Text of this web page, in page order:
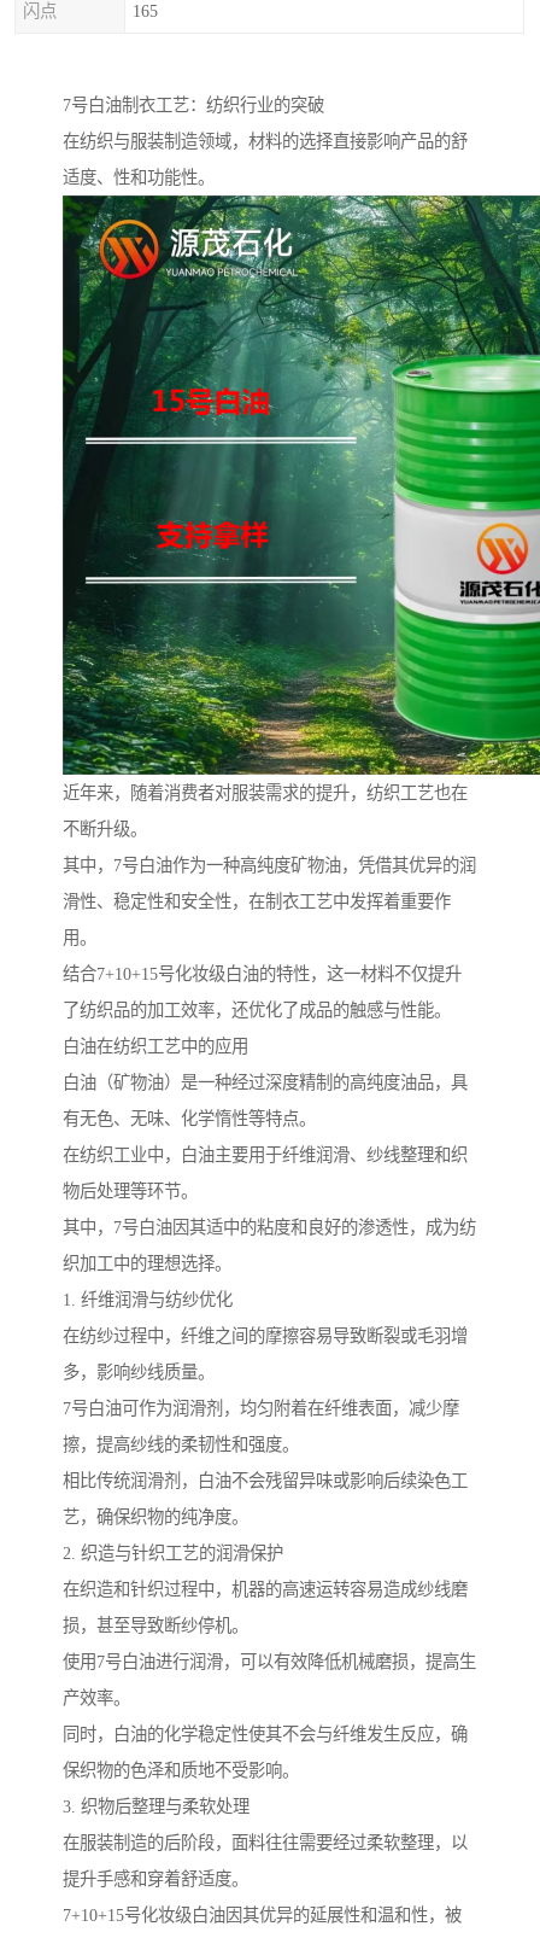
闪点 165
7号白油制衣工艺：纺织行业的突破
在纺织与服装制造领域，材料的选择直接影响产品的舒
适度、性和功能性。
近年来，随着消费者对服装需求的提升，纺织工艺也在
不断升级。
其中，7号白油作为一种高纯度矿物油，凭借其优异的润
滑性、稳定性和安全性，在制衣工艺中发挥着重要作
用。
结合7+10+15号化妆级白油的特性，这一材料不仅提升
了纺织品的加工效率，还优化了成品的触感与性能。
白油在纺织工艺中的应用
白油（矿物油）是一种经过深度精制的高纯度油品，具
有无色、无味、化学惰性等特点。
在纺织工业中，白油主要用于纤维润滑、纱线整理和织
物后处理等环节。
其中，7号白油因其适中的粘度和良好的渗透性，成为纺
织加工中的理想选择。
1. 纤维润滑与纺纱优化
在纺纱过程中，纤维之间的摩擦容易导致断裂或毛羽增
多，影响纱线质量。
7号白油可作为润滑剂，均匀附着在纤维表面，减少摩
擦，提高纱线的柔韧性和强度。
相比传统润滑剂，白油不会残留异味或影响后续染色工
艺，确保织物的纯净度。
2. 织造与针织工艺的润滑保护
在织造和针织过程中，机器的高速运转容易造成纱线磨
损，甚至导致断纱停机。
使用7号白油进行润滑，可以有效降低机械磨损，提高生
产效率。
同时，白油的化学稳定性使其不会与纤维发生反应，确
保织物的色泽和质地不受影响。
3. 织物后整理与柔软处理
在服装制造的后阶段，面料往往需要经过柔软整理，以
提升手感和穿着舒适度。
7+10+15号化妆级白油因其优异的延展性和温和性，被